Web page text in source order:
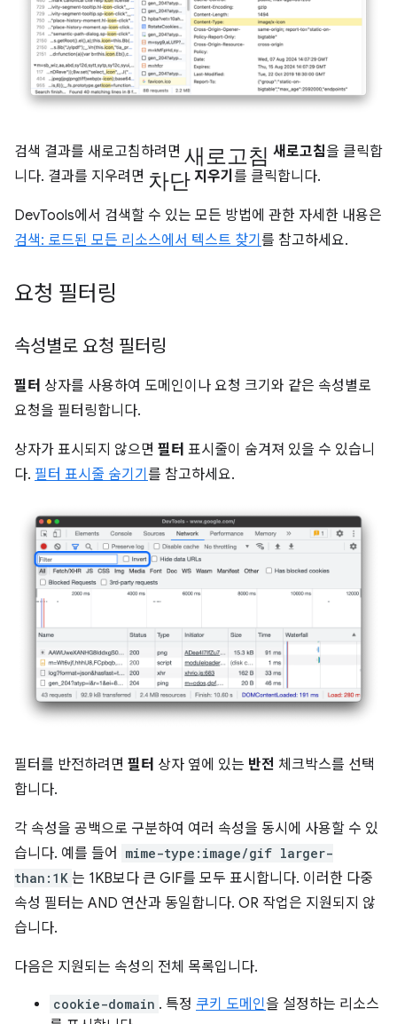
검색 결과를 새로고침하려면 새로고침 새로고침을 클릭합
니다. 결과를 지우려면 차단 지우기 를 클릭합니다.
DevTools에서 검색할 수 있는 모든 방법에 관한 자세한 내용은
검색: 로드된 모든 리소스에서 텍스트 찾기 를 참고하세요.
요청 필터링
속성별로 요청 필터링
필터 상자를 사용하여 도메인이나 요청 크기와 같은 속성별로
요청을 필터링합니다.
상자가 표시되지 않으면 필터 표시줄이 숨겨져 있을 수 있습니
다. 필터 표시줄 숨기기 를 참고하세요.
필터를 반전하려면 필터 상자 옆에 있는 반전 체크박스를 선택
합니다.
각 속성을 공백으로 구분하여 여러 속성을 동시에 사용할 수 있
습니다. 예를 들어
mime-type:image/gif larger-
than:1K 는 1KB보다 큰 GIF를 모두 표시합니다. 이러한 다중
속성 필터는 AND 연산과 동일합니다. OR 작업은 지원되지 않
습니다.
다음은 지원되는 속성의 전체 목록입니다.
cookie-domain . 특정 쿠키 도메인을 설정하는 리소스